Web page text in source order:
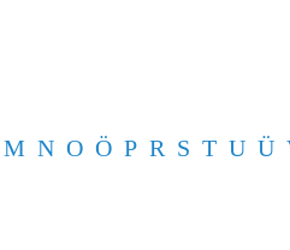
M N O Ö P R S T U Ü